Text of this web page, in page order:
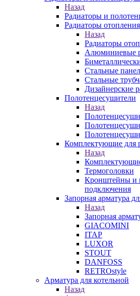
Назад
Радиаторы и
Радиаторы отопления
Назад
Радиаторы
Алюминиевые
Стальные
Стальные
Дизайнерские
Полотенцесушители
Назад
Комплектующие для
Назад
Термоголовки
Кронштейны и
подключения
Запорная арматура
Назад
Запорная
GIACOMINI
ITAP
LUXOR
STOUT
DANFOSS
RETROstyle
Арматура для котельной
Назад